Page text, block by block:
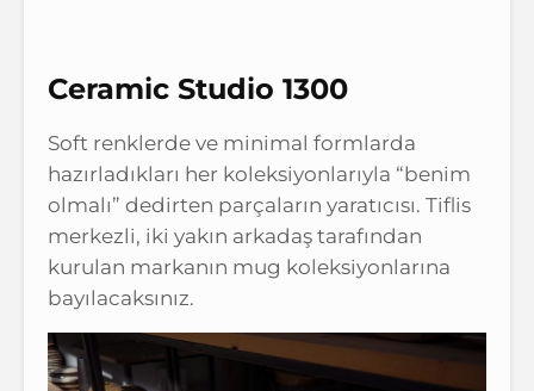
Ceramic Studio 1300
Soft renklerde ve minimal formlarda
hazırladıkları her koleksiyonlarıyla “benim
olmalı” dedirten parçaların yaratıcısı. Tiflis
merkezli, iki yakın arkadaş tarafından
kurulan markanın mug koleksiyonlarına
bayılacaksınız.